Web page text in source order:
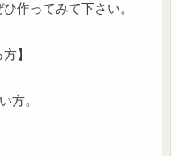
作ってみて下さい。
】
方。